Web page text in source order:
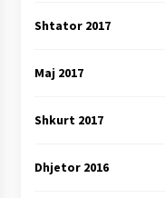
Shtator 2017
Maj 2017
Shkurt 2017
Dhjetor 2016